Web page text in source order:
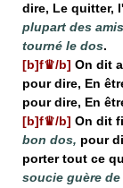
dire, Le quitter,
plupart des
tourné le dos.
[b]f♛/b] On dit
pour dire, En
pour dire, En
[b]f♛/b] On dit
bon dos, pour
porter tout ce
soucie guère